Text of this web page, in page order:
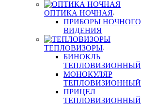
ОПТИКА НОЧНАЯ
ПРИБОРЫ НОЧНОГО
ВИДЕНИЯ
ТЕПЛОВИЗОРЫ
БИНОКЛЬ
ТЕПЛОВИЗИОННЫЙ
МОНОКУЛЯР
ТЕПЛОВИЗИОННЫЙ
ПРИЦЕЛ
ТЕПЛОВИЗИОННЫЙ